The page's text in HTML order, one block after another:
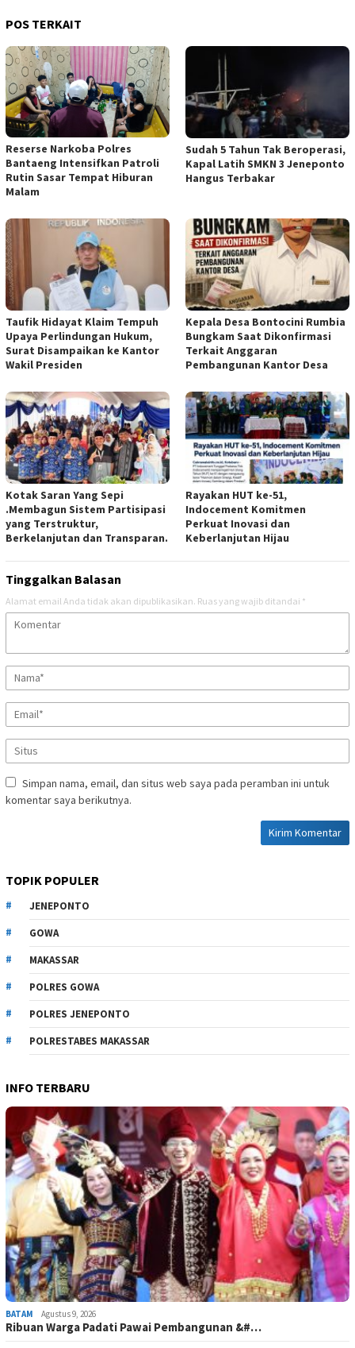
POS TERKAIT
Reserse Narkoba Polres
Bantaeng Intensifkan Patroli
Rutin Sasar Tempat Hiburan
Malam
Sudah 5 Tahun Tak Beroperasi,
Kapal Latih SMKN 3 Jeneponto
Hangus Terbakar
Taufik Hidayat Klaim Tempuh
Upaya Perlindungan Hukum,
Surat Disampaikan ke Kantor
Wakil Presiden
Kepala Desa Bontocini Rumbia
Bungkam Saat Dikonfirmasi
Terkait Anggaran
Pembangunan Kantor Desa
Kotak Saran Yang Sepi
.Membagun Sistem Partisipasi
yang Terstruktur,
Berkelanjutan dan Transparan.
Rayakan HUT ke-51,
Indocement Komitmen
Perkuat Inovasi dan
Keberlanjutan Hijau
Tinggalkan Balasan
Alamat email Anda tidak akan dipublikasikan. Ruas yang wajib ditandai *
Simpan nama, email, dan situs web saya pada peramban ini untuk
komentar saya berikutnya.
TOPIK POPULER
JENEPONTO
GOWA
MAKASSAR
POLRES GOWA
POLRES JENEPONTO
POLRESTABES MAKASSAR
INFO TERBARU
BATAM Agustus 9, 2026
Ribuan Warga Padati Pawai Pembangunan &#…